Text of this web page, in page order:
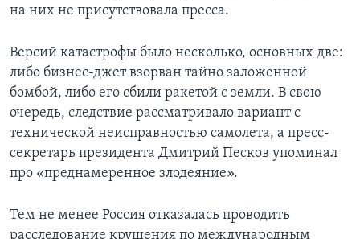
на них не присутствовала пресса.
Версий катастрофы было несколько, основных две:
либо бизнес-джет взорван тайно заложенной
бомбой, либо его сбили ракетой с земли. В свою
очередь, следствие рассматривало вариант с
технической неисправностью самолета, а пресс-
секретарь президента Дмитрий Песков упоминал
про «преднамеренное злодеяние».
Тем не менее Россия отказалась проводить
расследование крушения по международным